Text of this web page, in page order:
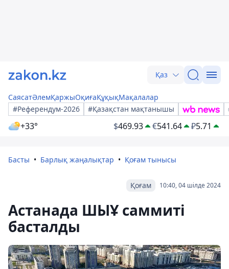
Қаз
СаясатӘлемҚаржыОқиғаҚұқықМақалалар
#Референдум-2026
#Қазақстан мақтанышы
+33° $469.93 €541.64 ₽5.71
Басты Барлық жаңалықтар Қоғам тынысы
10:40, 04 шілде 2024
Қоғам
Астанада ШЫҰ саммиті
басталды